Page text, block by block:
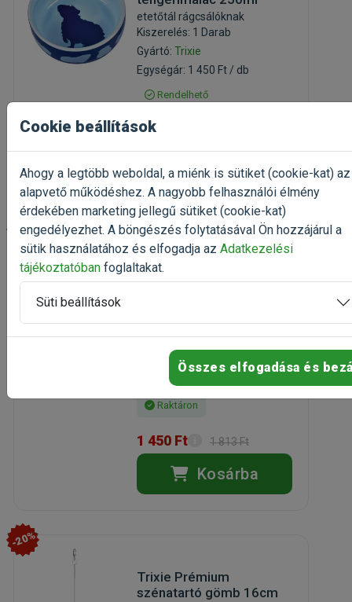
etetőtál rágcsálóknak
Kiszerelés: 1 Darab
Gyártó: Trixie
Egységár: 1 450 Ft / db
Rendelhető
1 450 Ft
Kosárba
-20%
Trixie Cuddly Cave
szőrmés alvótáska
függőfekhely
Gyártó:
Trixie
Egységár: 1 450 Ft / db
Raktáron
1 450 Ft 1 813 Ft
Kosárba
-20%
Trixie Prémium
szénatartó gömb 16cm
Cookie beállítások
Ahogy a legtöbb weboldal, a miénk is sütiket (cookie-kat) az
alapvető működéshez. A nagyobb felhasználói élmény
érdekében marketing jellegű sütiket (cookie-kat)
engedélyezhet. A böngészés folytatásával Ön hozzájárul a
sütik használatához és elfogadja az Adatkezelési
tájékoztatóban foglaltakat.
Süti beállítások
Összes elfogadása és